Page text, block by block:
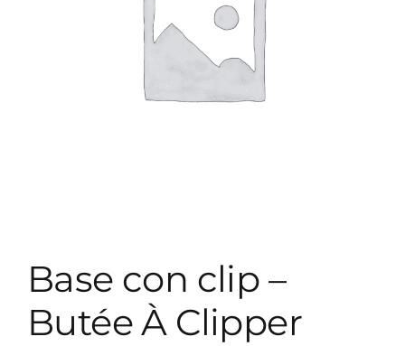
Base con clip –
Butée À Clipper